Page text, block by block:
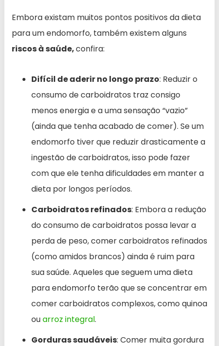
Embora existam muitos pontos positivos da dieta
para um endomorfo, também existem alguns
riscos à saúde,confira:
Difícil de aderir no longo prazo: Reduzir o
consumo de carboidratos traz consigo
menos energia e a uma sensação “vazio”
(ainda que tenha acabado de comer). Se um
endomorfo tiver que reduzir drasticamente a
ingestão de carboidratos, isso pode fazer
com que ele tenha dificuldades em manter a
dieta por longos períodos.
Carboidratos refinados: Embora a redução
do consumo de carboidratos possa levar a
perda de peso, comer carboidratos refinados
(como amidos brancos) ainda é ruim para
sua saúde. Aqueles que seguem uma dieta
para endomorfo terão que se concentrar em
comer carboidratos complexos, como quinoa
ouarroz integral.
Gorduras saudáveis: Comer muita gordura